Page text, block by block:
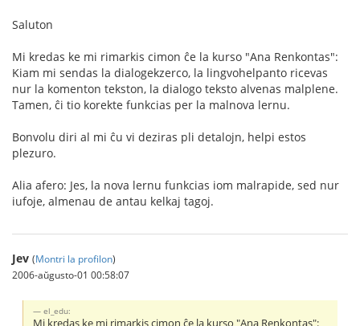
Saluton
Mi kredas ke mi rimarkis cimon ĉe la kurso "Ana Renkontas":
Kiam mi sendas la dialogekzerco, la lingvohelpanto ricevas
nur la komenton tekston, la dialogo teksto alvenas malplene.
Tamen, ĉi tio korekte funkcias per la malnova lernu.
Bonvolu diri al mi ĉu vi deziras pli detalojn, helpi estos
plezuro.
Alia afero: Jes, la nova lernu funkcias iom malrapide, sed nur
iufoje, almenau de antau kelkaj tagoj.
Jev (Montri la profilon)
2006-aŭgusto-01 00:58:07
el_edu: